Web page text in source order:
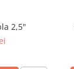
2,5"